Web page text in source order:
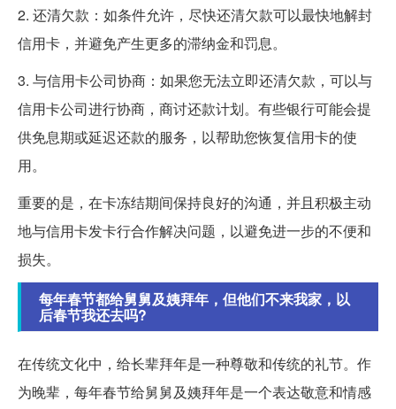
2. 还清欠款：如条件允许，尽快还清欠款可以最快地解封
信用卡，并避免产生更多的滞纳金和罚息。
3. 与信用卡公司协商：如果您无法立即还清欠款，可以与
信用卡公司进行协商，商讨还款计划。有些银行可能会提
供免息期或延迟还款的服务，以帮助您恢复信用卡的使
用。
重要的是，在卡冻结期间保持良好的沟通，并且积极主动
地与信用卡发卡行合作解决问题，以避免进一步的不便和
损失。
每年春节都给舅舅及姨拜年，但他们不来我家，以
后春节我还去吗?
在传统文化中，给长辈拜年是一种尊敬和传统的礼节。作
为晚辈，每年春节给舅舅及姨拜年是一个表达敬意和情感